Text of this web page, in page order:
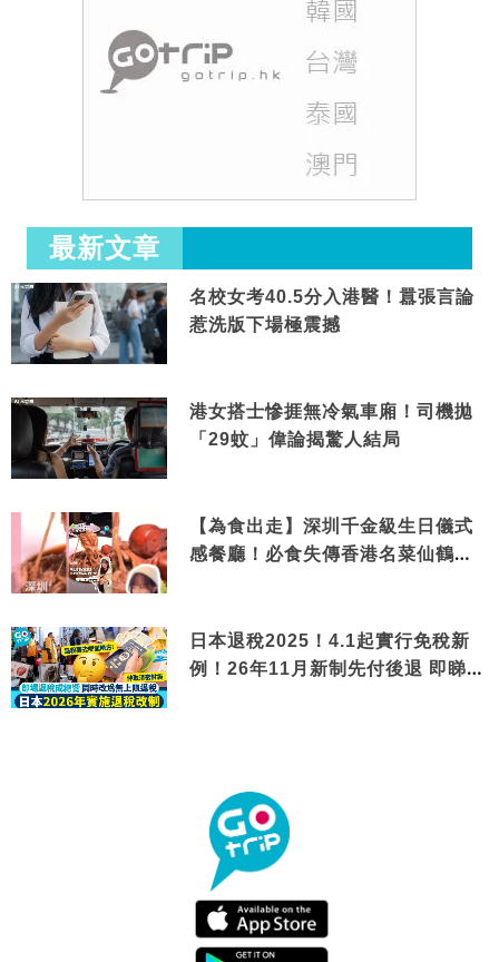
最新文章
名校女考40.5分入港醫！囂張言論
惹洗版下場極震撼
港女搭士慘捱無冷氣車廂！司機拋
「29蚊」偉論揭驚人結局
【為食出走】深圳千金級生日儀式
感餐廳！必食失傳香港名菜仙鶴神
日本退稅2025！4.1起實行免稅新
例！26年11月新制先付後退 即睇步